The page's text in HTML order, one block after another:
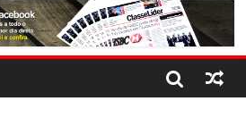
E QUELUZ NA RETA FINAL
COLA!